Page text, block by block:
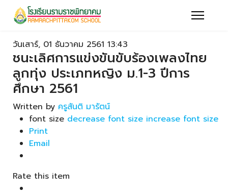
วันเสาร์, 01 ธันวาคม 2561 13:43
ชนะเลิศการแข่งขันขับร้องเพลงไทย
ลูกทุ่ง ประเภทหญิง ม.1-3 ปีการ
ศึกษา 2561
Written by ครูสันติ มารัตน์
font size decrease font size increase font size
Print
Email
Rate this item